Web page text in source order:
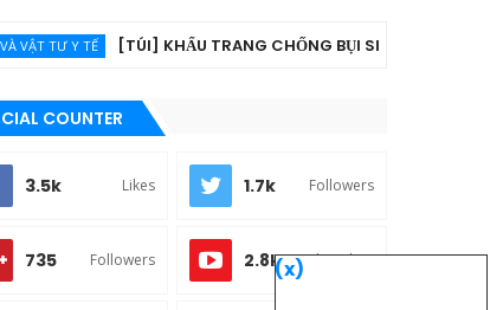
[TÚI] KHẨU TRANG CHỐNG BỤI SIÊU MỊN KF94 (10 CÁI/TÚI)
COUNTER
3.5k Likes 1.7k Followers
735 Followers 2.8k Subscribes
(x)